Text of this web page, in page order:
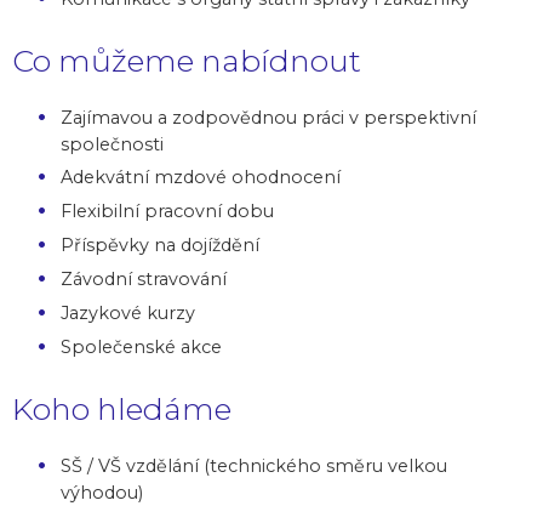
Co můžeme nabídnout
Zajímavou a zodpovědnou práci v perspektivní
společnosti
Adekvátní mzdové ohodnocení
Flexibilní pracovní dobu
Příspěvky na dojíždění
Závodní stravování
Jazykové kurzy
Společenské akce
Koho hledáme
SŠ / VŠ vzdělání (technického směru velkou
výhodou)